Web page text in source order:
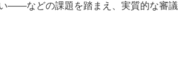
――などの課題を踏まえ、実質的な審議